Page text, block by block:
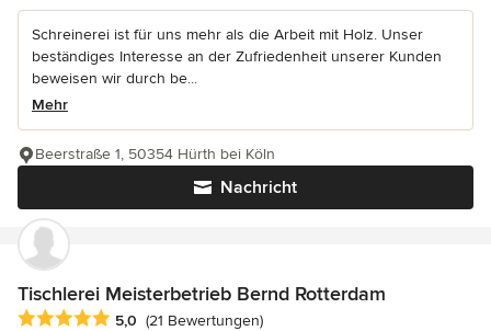
Schreinerei ist für uns mehr als die Arbeit mit Holz. Unser
beständiges Interesse an der Zufriedenheit unserer Kunden
beweisen wir durch be...
Mehr
Nachricht
Beerstraße 1, 50354 Hürth bei Köln
Tischlerei Meisterbetrieb Bernd Rotterdam
Durchschnittliche Bewertung: 5 von 5 Sternen
5,0 (21 Bewertungen)